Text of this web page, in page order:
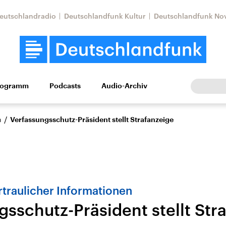
Deutschlandfunk Kultur Deutschlandfunk
Wissen Kultur Europa
Beiträge,
Nahostkonflikt
Iran
Podcasts Audio-Archiv
/ Verfassungsschutz-Präsident stellt Strafanzeige
Informationen
Präsident stellt